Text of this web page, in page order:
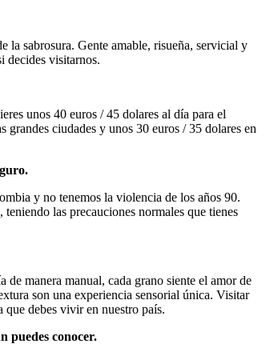
la sabrosura. Gente amable, risueña, servicial y
decides visitarnos.
unos 40 euros / 45 dolares al día para el
grandes ciudades y unos 30 euros / 35 dolares en
y no tenemos la violencia de los años 90.
las precauciones normales que tienes
de manera manual, cada grano siente el amor de
son una experiencia sensorial única. Visitar
que debes vivir en nuestro país.
puedes conocer.